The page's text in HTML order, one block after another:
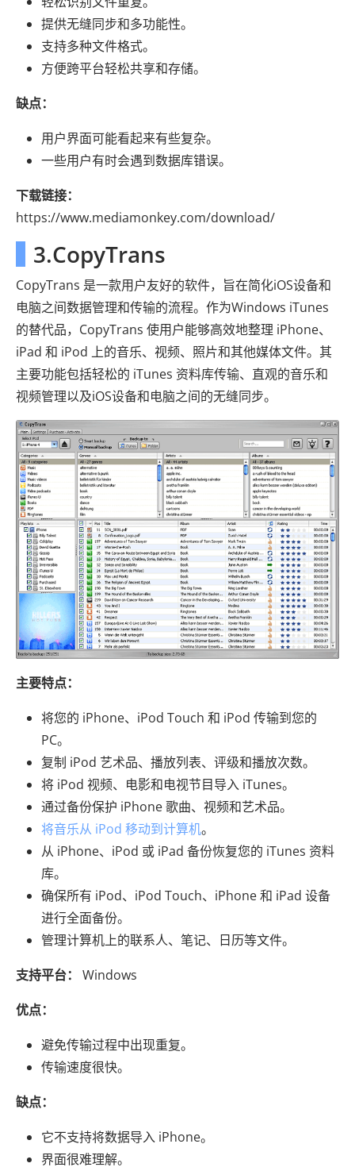
提供无缝同步和多功能性。
支持多种文件格式。
方便跨平台轻松共享和存储。
缺点：
用户界面可能看起来有些复杂。
一些用户有时会遇到数据库错误。
下载链接：
https://www.mediamonkey.com/download/
3.CopyTrans
CopyTrans 是一款用户友好的软件，旨在简化iOS设备和
电脑之间数据管理和传输的流程。作为Windows iTunes
的替代品，CopyTrans 使用户能够高效地整理 iPhone、
iPad 和 iPod 上的音乐、视频、照片和其他媒体文件。其
主要功能包括轻松的 iTunes 资料库传输、直观的音乐和
视频管理以及iOS设备和电脑之间的无缝同步。
主要特点：
将您的 iPhone、iPod Touch 和 iPod 传输到您的
PC。
复制 iPod 艺术品、播放列表、评级和播放次数。
将 iPod 视频、电影和电视节目导入 iTunes。
通过备份保护 iPhone 歌曲、视频和艺术品。
将音乐从 iPod 移动到计算机。
从 iPhone、iPod 或 iPad 备份恢复您的 iTunes 资料
库。
确保所有 iPod、iPod Touch、iPhone 和 iPad 设备
进行全面备份。
管理计算机上的联系人、笔记、日历等文件。
支持平台：
Windows
优点：
避免传输过程中出现重复。
传输速度很快。
缺点：
它不支持将数据导入 iPhone。
界面很难理解。